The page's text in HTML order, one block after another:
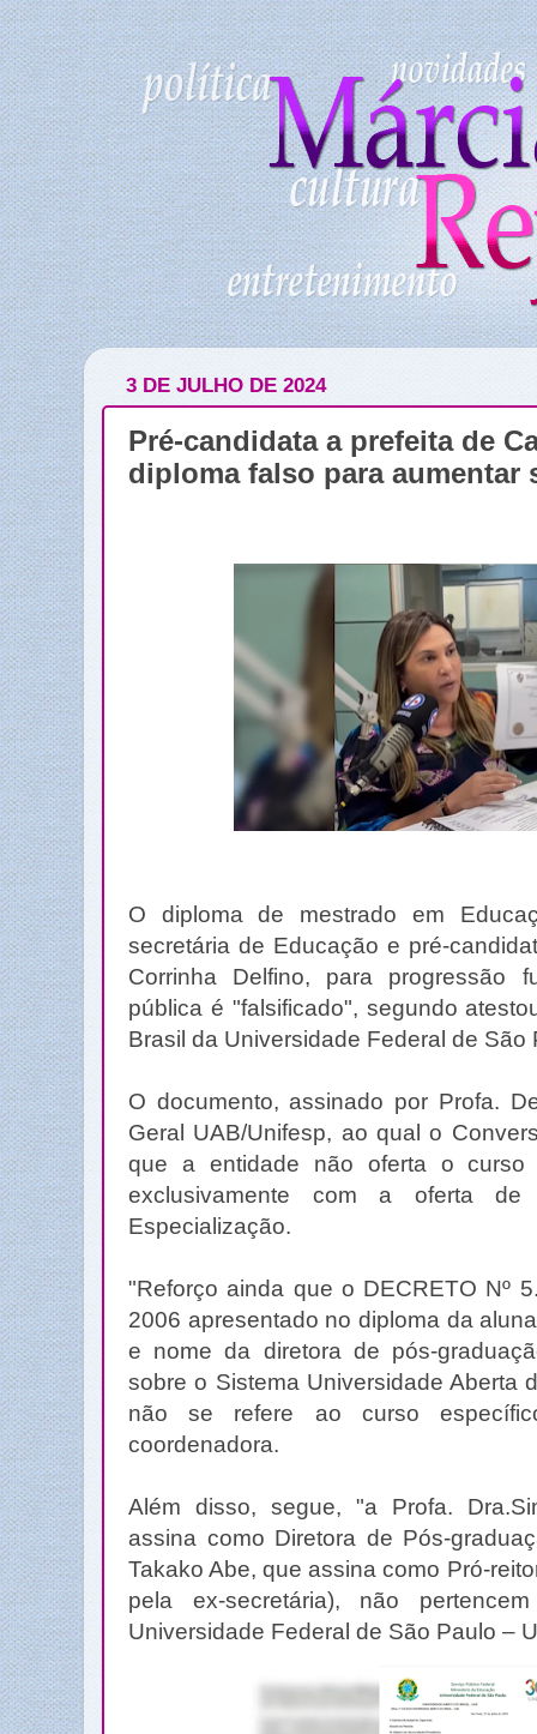
3 DE JULHO DE 2024
Pré-candidata a prefeita de
diploma falso para aumentar
O diploma de mestrado em
secretária de Educação e pré-
Corrinha Delfino, para progressão
pública é "falsificado", segundo
Brasil da Universidade Federal de São
O documento, assinado por Profa.
Geral UAB/Unifesp, ao qual o
que a entidade não oferta o
exclusivamente com a oferta
Especialização.
"Reforço ainda que o DECRETO Nº
2006 apresentado no diploma da
e nome da diretora de pós-
sobre o Sistema Universidade Aberta
não se refere ao curso
coordenadora.
Além disso, segue, "a Profa.
assina como Diretora de Pós-
Takako Abe, que assina como Pró-
pela ex-secretária), não
Universidade Federal de São Paulo –